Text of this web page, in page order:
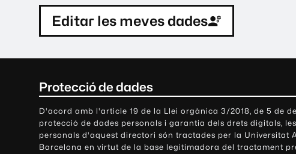
Editar les meves dades
Protecció de dades
D'acord amb l'article 19 de la Llei orgànica 3/2018, de 5 de
protecció de dades personals i garantia dels drets digitals,
personals d'aquest directori són tractades per la Universitat
Barcelona en virtut de la base legitimadora del tractament